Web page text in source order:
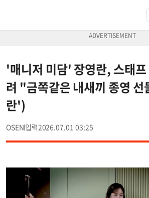
'매니저 미담' 장영란, 스태프
려 "금쪽같은 내새끼 종영
란')
OSEN 2026.07.01 03:25